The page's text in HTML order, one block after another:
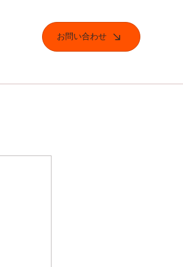
お問い合わせ